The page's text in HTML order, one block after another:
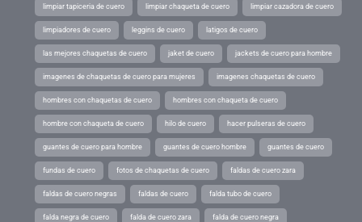
limpiar tapiceria de cuero limpiar chaqueta de cuero limpiar cazadora de cuero
limpiadores de cuero leggins de cuero latigos de cuero
las mejores chaquetas de cuero jaket de cuero jackets de cuero para hombre
imagenes de chaquetas de cuero para mujeres imagenes chaquetas de cuero
hombres con chaquetas de cuero hombres con chaqueta de cuero
hombre con chaqueta de cuero hilo de cuero hacer pulseras de cuero
guantes de cuero para hombre guantes de cuero hombre guantes de cuero
fundas de cuero fotos de chaquetas de cuero faldas de cuero zara
faldas de cuero negras faldas de cuero falda tubo de cuero
falda negra de cuero falda de cuero zara falda de cuero negra